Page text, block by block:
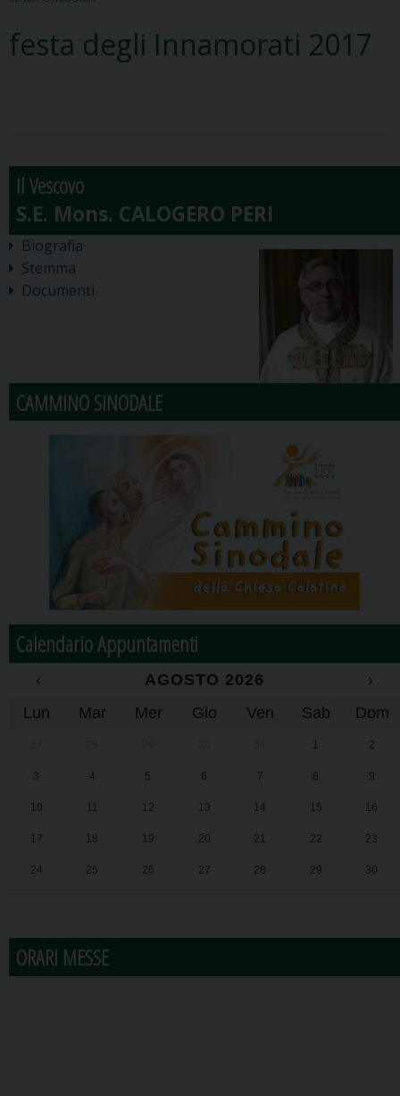
festa degli Innamorati 2017
Il Vescovo
Biografia
Stemma
Documenti
CAMMINO SINODALE
Calendario Appuntamenti
‹ AGOSTO 2026
›
Lun
Mar Mer Gio Ven Sab Dom
1 2
3 4 5 6 7 8 9
10 11 12 13 14 15 16
17 18 19 20 21 22 23
24 25 26 27 28 29 30
ORARI MESSE